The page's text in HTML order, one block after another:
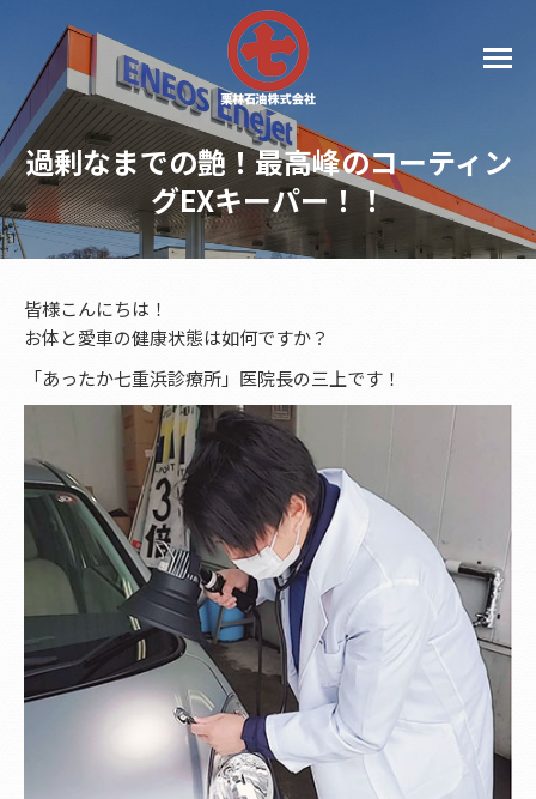
過剰なまでの艶！最高峰のコーティン
グEXキーパー！！
皆様こんにちは！
お体と愛車の健康状態は如何ですか？
「あったか七重浜診療所」医院長の三上です！